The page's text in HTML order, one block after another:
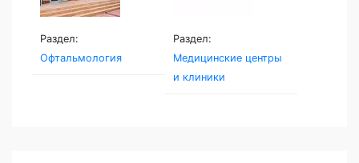
Раздел:
Офтальмология
Раздел:
Медицинские центры
и клиники